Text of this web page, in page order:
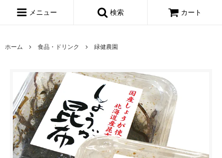
メニュー 検索 カート
ホーム 食品・ドリンク 緑健農園